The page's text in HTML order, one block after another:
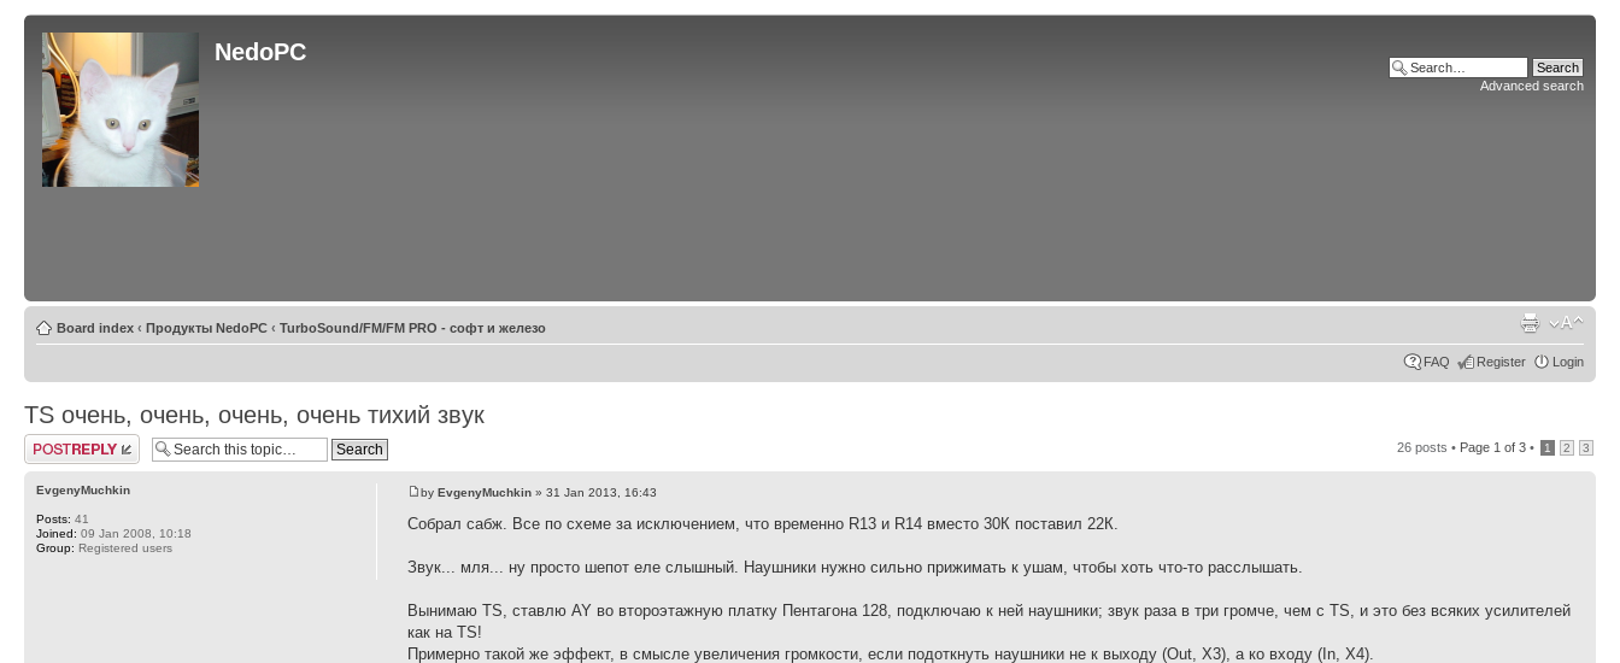
NedoPC
Advanced search
Board index ‹ Продукты NedoPC ‹ TurboSound/FM/FM PRO - софт и железо
FAQ Register Login
TS очень, очень, очень, очень тихий звук
Post a reply 26 posts • Page 1 of 3 • 1 2 3
byEvgenyMuchkin » 31 Jan 2013, 16:43
Собрал сабж. Все по схеме за исключением, что временно R13 и R14 вместо 30К поставил 22К.
Звук... мля... ну просто шепот еле слышный. Наушники нужно сильно прижимать к ушам, чтобы хоть что-то расслышать.
Вынимаю TS, ставлю AY во второэтажную платку Пентагона 128, подключаю к ней наушники; звук раза в три громче, чем с TS, и это без всяких усилителей
как на TS!
Примерно такой же эффект, в смысле увеличения громкости, если подоткнуть наушники не к выходу (Out, X3), а ко входу (In, X4).
EvgenyMuchkin
Posts: 41
Joined: 09 Jan 2008, 10:18
Group: Registered users